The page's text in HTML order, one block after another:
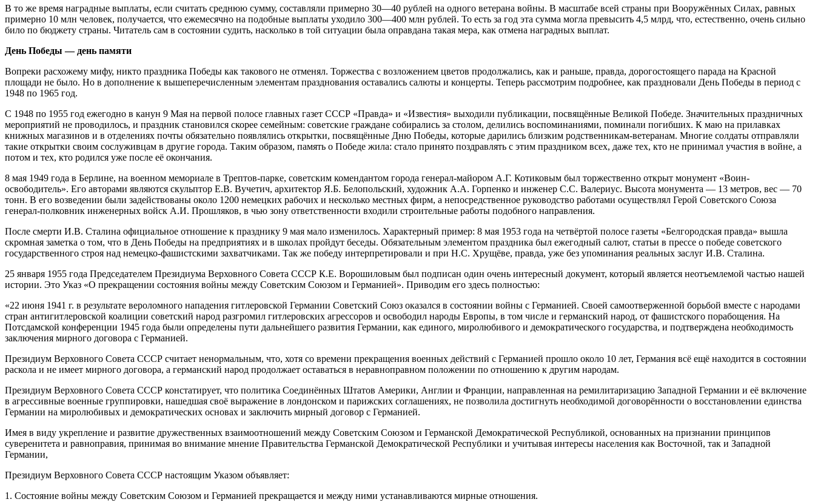
В то же время наградные выплаты, если считать среднюю сумму, составляли примерно 30—40 рублей на одного ветерана войны. В масштабе всей страны при Вооружённых Силах, равных
примерно 10 млн человек, получается, что ежемесячно на подобные выплаты уходило 300—400 млн рублей. То есть за год эта сумма могла превысить 4,5 млрд, что, естественно, очень сильно
било по бюджету страны. Читатель сам в состоянии судить, насколько в той ситуации была оправдана такая мера, как отмена наградных выплат.
День Победы — день памяти
Вопреки расхожему мифу, никто праздника Победы как такового не отменял. Торжества с возложением цветов продолжались, как и раньше, правда, дорогостоящего парада на Красной
площади не было. Но в дополнение к вышеперечисленным элементам празднования оставались салюты и концерты. Теперь рассмотрим подробнее, как праздновали День Победы в период с
1948 по 1965 год.
С 1948 по 1955 год ежегодно в канун 9 Мая на первой полосе главных газет СССР «Правда» и «Известия» выходили публикации, посвящённые Великой Победе. Значительных праздничных
мероприятий не проводилось, и праздник становился скорее семейным: советские граждане собирались за столом, делились воспоминаниями, поминали погибших. К маю на прилавках
книжных магазинов и в отделениях почты обязательно появлялись открытки, посвящённые Дню Победы, которые дарились близким родственникам-ветеранам. Многие солдаты отправляли
такие открытки своим сослуживцам в другие города. Таким образом, память о Победе жила: стало принято поздравлять с этим праздником всех, даже тех, кто не принимал участия в войне, а
потом и тех, кто родился уже после её окончания.
8 мая 1949 года в Берлине, на военном мемориале в Трептов-парке, советским комендантом города генерал-майором А.Г. Котиковым был торжественно открыт монумент «Воин-
освободитель». Его авторами являются скульптор Е.В. Вучетич, архитектор Я.Б. Белопольский, художник А.А. Горпенко и инженер С.С. Валериус. Высота монумента — 13 метров, вес — 70
тонн. В его возведении были задействованы около 1200 немецких рабочих и несколько местных фирм, а непосредственное руководство работами осуществлял Герой Советского Союза
генерал-полковник инженерных войск А.И. Прошляков, в чью зону ответственности входили строительные работы подобного направления.
После смерти И.В. Сталина официальное отношение к празднику 9 мая мало изменилось. Характерный пример: 8 мая 1953 года на четвёртой полосе газеты «Белгородская правда» вышла
скромная заметка о том, что в День Победы на предприятиях и в школах пройдут беседы. Обязательным элементом праздника был ежегодный салют, статьи в прессе о победе советского
государственного строя над немецко-фашистскими захватчиками. Так же победу интерпретировали и при Н.С. Хрущёве, правда, уже без упоминания реальных заслуг И.В. Сталина.
25 января 1955 года Председателем Президиума Верховного Совета СССР К.Е. Ворошиловым был подписан один очень интересный документ, который является неотъемлемой частью нашей
истории. Это Указ «О прекращении состояния войны между Советским Союзом и Германией». Приводим его здесь полностью:
«22 июня 1941 г. в результате вероломного нападения гитлеровской Германии Советский Союз оказался в состоянии войны с Германией. Своей самоотверженной борьбой вместе с народами
стран антигитлеровской коалиции советский народ разгромил гитлеровских агрессоров и освободил народы Европы, в том числе и германский народ, от фашистского порабощения. На
Потсдамской конференции 1945 года были определены пути дальнейшего развития Германии, как единого, миролюбивого и демократического государства, и подтверждена необходимость
заключения мирного договора с Германией.
Президиум Верховного Совета СССР считает ненормальным, что, хотя со времени прекращения военных действий с Германией прошло около 10 лет, Германия всё ещё находится в состоянии
раскола и не имеет мирного договора, а германский народ продолжает оставаться в неравноправном положении по отношению к другим народам.
Президиум Верховного Совета СССР констатирует, что политика Соединённых Штатов Америки, Англии и Франции, направленная на ремилитаризацию Западной Германии и её включение
в агрессивные военные группировки, нашедшая своё выражение в лондонском и парижских соглашениях, не позволила достигнуть необходимой договорённости о восстановлении единства
Германии на миролюбивых и демократических основах и заключить мирный договор с Германией.
Имея в виду укрепление и развитие дружественных взаимоотношений между Советским Союзом и Германской Демократической Республикой, основанных на признании принципов
суверенитета и равноправия, принимая во внимание мнение Правительства Германской Демократической Республики и учитывая интересы населения как Восточной, так и Западной
Германии,
Президиум Верховного Совета СССР настоящим Указом объявляет:
1. Состояние войны между Советским Союзом и Германией прекращается и между ними устанавливаются мирные отношения.